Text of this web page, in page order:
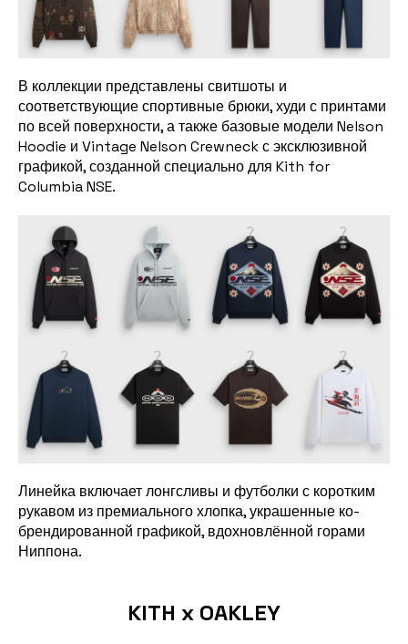
В коллекции представлены свитшоты и
соответствующие спортивные брюки, худи с принтами
по всей поверхности, а также базовые модели Nelson
Hoodie и Vintage Nelson Crewneck с эксклюзивной
графикой, созданной специально для Kith for
Columbia NSE.
Линейка включает лонгсливы и футболки с коротким
рукавом из премиального хлопка, украшенные ко-
брендированной графикой, вдохновлённой горами
Ниппона.
KITH x OAKLEY